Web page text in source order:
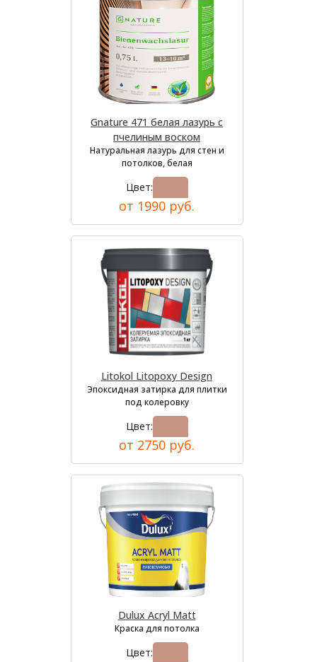
Gnature 471 белая лазурь с
пчелиным воском
Натуральная лазурь для стен и
потолков, белая
Цвет:
от 1990 руб.
Litokol Litopoxy Design
Эпоксидная затирка для плитки
под колеровку
Цвет:
от 2750 руб.
Dulux Acryl Matt
Краска для потолка
Цвет: